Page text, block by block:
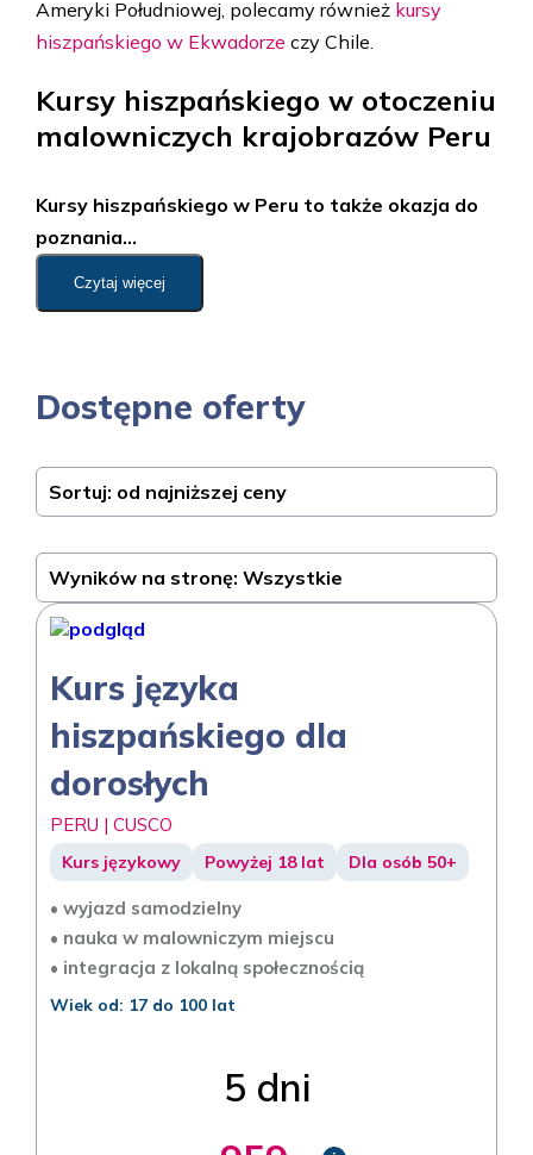
Ameryki Południowej, polecamy również kursy
hiszpańskiego w Ekwadorze czy Chile.
Kursy hiszpańskiego w otoczeniu
malowniczych krajobrazów Peru
Kursy hiszpańskiego w Peru to także okazja do
poznania...
Czytaj więcej
Dostępne oferty
Sortuj: od najniższej ceny
Wyników na stronę: Wszystkie
Kurs języka
hiszpańskiego dla
dorosłych
PERU | CUSCO
Kurs językowy Powyżej 18 lat Dla osób 50+
• wyjazd samodzielny
• nauka w malowniczym miejscu
• integracja z lokalną społecznością
Wiek od: 17 do 100 lat
5 dni